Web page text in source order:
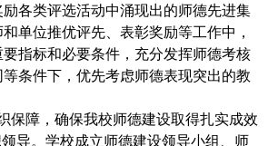
各类评选活动中涌现出的师德先进集
单位推优评先、表彰奖励等工作中，
指标和必要条件，充分发挥师德考核
条件下，优先考虑师德表现突出的教
保障，确保我校师德建设取得扎实成效
导。学校成立师德建设领导小组、师